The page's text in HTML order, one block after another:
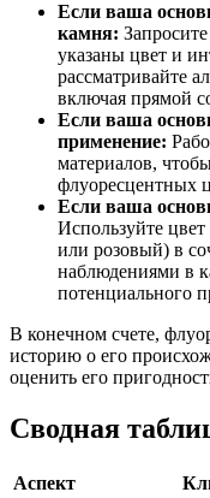
Если ваша
камня:
указаны цвет и
рассматривайте
включая прямой
Если ваша
применение:
материалов,
флуоресцентных
Если ваша
Используйте
или розовый) в
наблюдениями в
потенциального
В конечном счете,
историю о его
оценить его
Сводная
Аспект